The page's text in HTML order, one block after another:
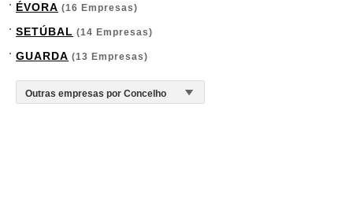
ÉVORA (16 Empresas)
SETÚBAL (14 Empresas)
GUARDA (13 Empresas)